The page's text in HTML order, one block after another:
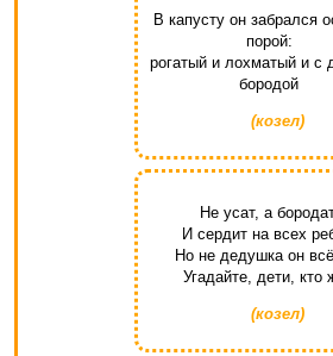
В капусту он забрался
порой:
рогатый и лохматый и с
бородой
(козел)
Не усат, а
И сердит на всех
Но не дедушка он
Угадайте, дети, кто
(козел)